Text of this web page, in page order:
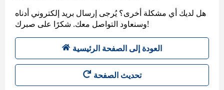
هل لديك أي مشكلة أخرى؟ يُرجى إرسال بريد إلكتروني أدناه
وسنعاود التواصل معك. شكرًا على صبرك!
العودة إلى الصفحة الرئيسية
تحديث الصفحة